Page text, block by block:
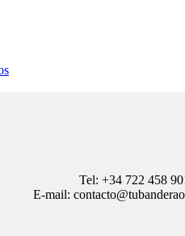
Tel: +34 722 458
E-mail: